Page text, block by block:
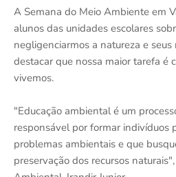
A Semana do Meio Ambiente em
alunos das unidades escolares
negligenciarmos a natureza e
destacar que nossa maior tarefa é
vivemos.
"Educação ambiental é um
responsável por formar indivíduos
problemas ambientais e que
preservação dos recursos